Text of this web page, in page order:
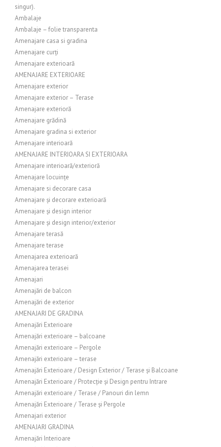
singur).
Ambalaje
Ambalaje – folie transparenta
Amenajare casa si gradina
Amenajare curți
Amenajare exterioară
AMENAJARE EXTERIOARE
Amenajare exterior
Amenajare exterior – Terase
Amenajare exterioră
Amenajare grădină
Amenajare gradina si exterior
Amenajare interioară
AMENAJARE INTERIOARA SI EXTERIOARA
Amenajare interioară/exterioră
Amenajare locuințe
Amenajare si decorare casa
Amenajare și decorare exterioară
Amenajare și design interior
Amenajare și design interior/exterior
Amenajare terasă
Amenajare terase
Amenajarea exterioară
Amenajarea terasei
Amenajari
Amenajări de balcon
Amenajări de exterior
AMENAJARI DE GRADINA
Amenajări Exterioare
Amenajări exterioare – balcoane
Amenajări exterioare – Pergole
Amenajări exterioare – terase
Amenajări Exterioare / Design Exterior / Terase și Balcoane
Amenajări Exterioare / Protecție și Design pentru Intrare
Amenajări exterioare / Terase / Panouri din lemn
Amenajări Exterioare / Terase și Pergole
Amenajari exterior
AMENAJARI GRADINA
Amenajări Interioare